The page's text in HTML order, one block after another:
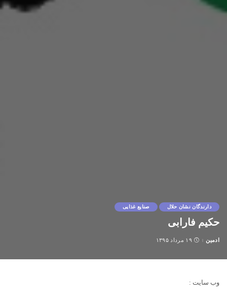
دارندگان نشان حلال صنایع غذایی
حکیم فارابی
Posted
ادمین ۱۹ مرداد ۱۳۹۵
وب سایت :